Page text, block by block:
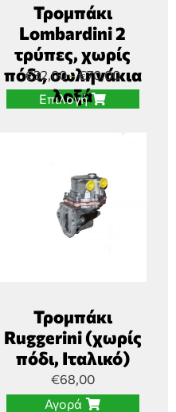
Τρομπάκι
Lombardini 2
τρύπες, χωρίς
πόδι, σωληνάκια
λοξά
€32,00–€70,00
Επιλογή
Τρομπάκι
Ruggerini (χωρίς
πόδι, Ιταλικό)
€68,00
Αγορά